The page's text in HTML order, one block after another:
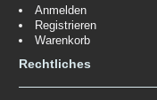
Anmelden
Registrieren
Warenkorb
Rechtliches